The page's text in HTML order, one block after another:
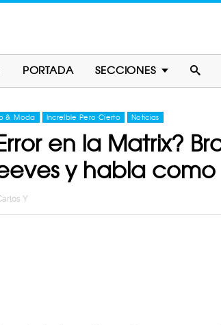
PORTADA SECCIONES
& Moda Increíble Pero Cierto Noticias
en la Matrix?
y habla como
Y